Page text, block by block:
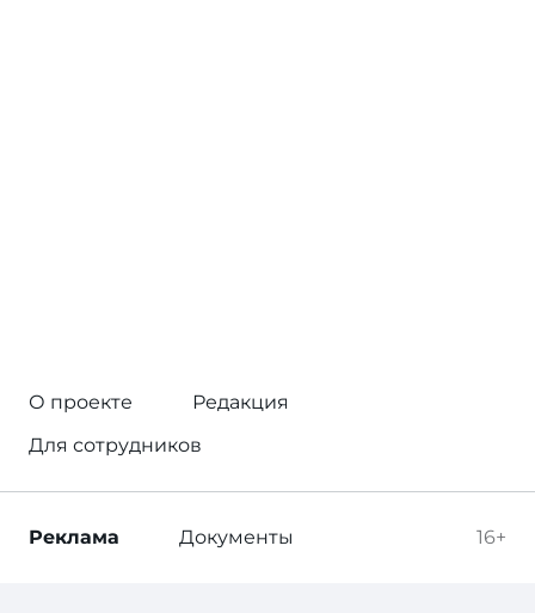
О проекте
Редакция
Для сотрудников
16+
Реклама Документы